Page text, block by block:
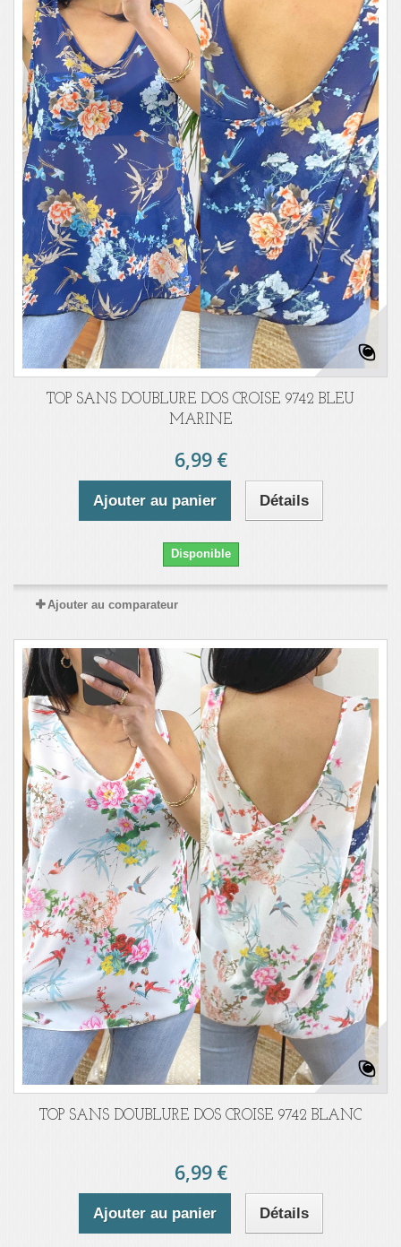
TOP SANS DOUBLURE DOS CROISE 9742 BLEU
MARINE
6,99 €
Ajouter au panier Détails
Disponible
Ajouter au comparateur
TOP SANS DOUBLURE DOS CROISE 9742 BLANC
6,99 €
Ajouter au panier Détails